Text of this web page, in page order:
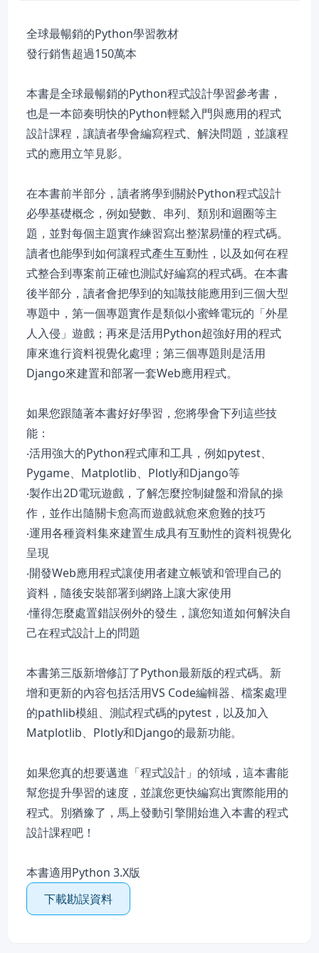
全球最暢銷的Python學習教材
發行銷售超過150萬本
本書是全球最暢銷的Python程式設計學習參考書，
也是一本節奏明快的Python輕鬆入門與應用的程式
設計課程，讓讀者學會編寫程式、解決問題，並讓程
式的應用立竿見影。
在本書前半部分，讀者將學到關於Python程式設計
必學基礎概念，例如變數、串列、類別和迴圈等主
題，並對每個主題實作練習寫出整潔易懂的程式碼。
讀者也能學到如何讓程式產生互動性，以及如何在程
式整合到專案前正確也測試好編寫的程式碼。在本書
後半部分，讀者會把學到的知識技能應用到三個大型
專題中，第一個專題實作是類似小蜜蜂電玩的「外星
人入侵」遊戲；再來是活用Python超強好用的程式
庫來進行資料視覺化處理；第三個專題則是活用
Django來建置和部署一套Web應用程式。
如果您跟隨著本書好好學習，您將學會下列這些技
能：
‧活用強大的Python程式庫和工具，例如pytest、
Pygame、Matplotlib、Plotly和Django等
‧製作出2D電玩遊戲，了解怎麼控制鍵盤和滑鼠的操
作，並作出隨關卡愈高而遊戲就愈來愈難的技巧
‧運用各種資料集來建置生成具有互動性的資料視覺化
呈現
‧開發Web應用程式讓使用者建立帳號和管理自己的
資料，隨後安裝部署到網路上讓大家使用
‧懂得怎麼處置錯誤例外的發生，讓您知道如何解決自
己在程式設計上的問題
本書第三版新增修訂了Python最新版的程式碼。新
增和更新的內容包括活用VS Code編輯器、檔案處理
的pathlib模組、測試程式碼的pytest，以及加入
Matplotlib、Plotly和Django的最新功能。
如果您真的想要邁進「程式設計」的領域，這本書能
幫您提升學習的速度，並讓您更快編寫出實際能用的
程式。別猶豫了，馬上發動引擎開始進入本書的程式
設計課程吧！
本書適用Python 3.X版
下載勘誤資料